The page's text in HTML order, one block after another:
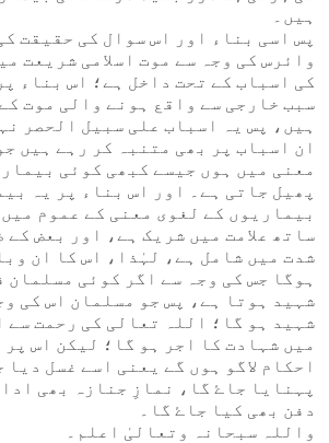
ہیں۔
پس اسی بناء اور اس سوال کی حقیقت
وائرس کی وجہ سے موت اسلامی شریعت
کی اسباب کے تحت داخل ہے؛ اس بناء
سبب خارجی سے واقع ہونے والی موت
ہیں، پس یہ اسباب علی سبیل الحصر
ان اسباب پر بھی متنبہ کر رہے ہیں
معنی میں ہوں جیسے کبھی کوئی
پھیل جاتی ہے۔ اور اس بناء پر یہ
بیماریوں کے لغوی معنی کے عموم
ساتھ علامت میں شریک ہے، اور بعض کے
شدت میں شامل ہے، لہٰذا، اس کا ان
ہوگا جس کی وجہ سے اگر کوئی مسلمان
شہید ہوتا ہے، پس جو مسلمان اس کی
شہید ہو گا؛ اللہ تعالی کی رحمت سے
میں شہادت کا اجر ہو گا؛ لیکن اس
احکام لاگو ہوں گے یعنی اسے غسل دیا
پہنایا جاۓ گا، نمازِ جنازہ بھی
دفن بھی کیا جاۓ گا۔
واللہ سبحانہ وتعالیٰ اعلم۔